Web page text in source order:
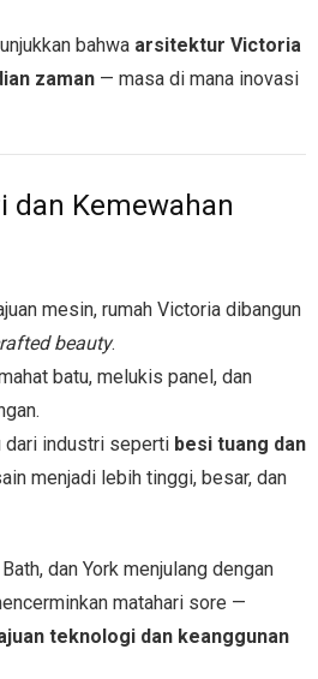
bahwa arsitektur Victoria
zaman — masa di mana inovasi
dan Kemewahan
mesin, rumah Victoria dibangun
beauty.
batu, melukis panel, dan
dari industri seperti besi tuang dan
menjadi lebih tinggi, besar, dan
dan York menjulang dengan
matahari sore —
teknologi dan keanggunan